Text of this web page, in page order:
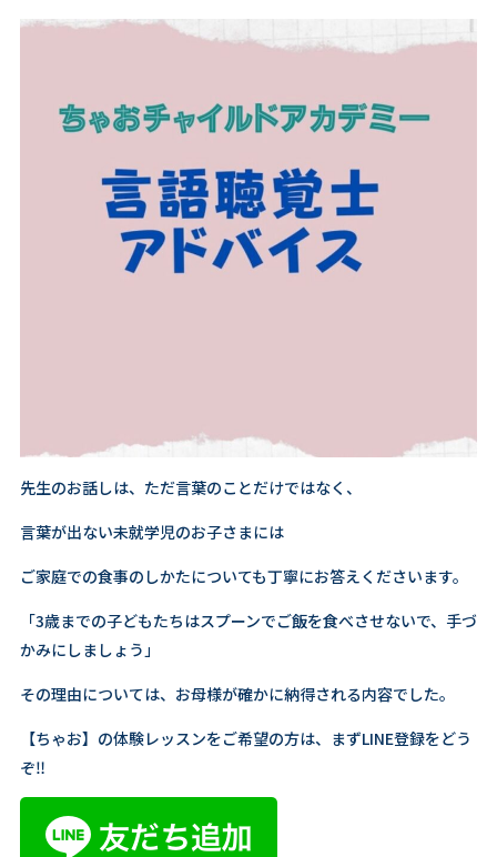
先生のお話しは、ただ言葉のことだけではなく、
言葉が出ない未就学児のお子さまには
ご家庭での食事のしかたについても丁寧にお答えくださいます。
「3歳までの子どもたちはスプーンでご飯を食べさせないで、手づ
かみにしましょう」
その理由については、お母様が確かに納得される内容でした。
【ちゃお】の体験レッスンをご希望の方は、まずLINE登録をどう
ぞ‼️